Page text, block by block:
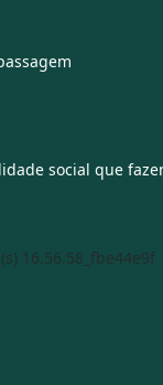
social que